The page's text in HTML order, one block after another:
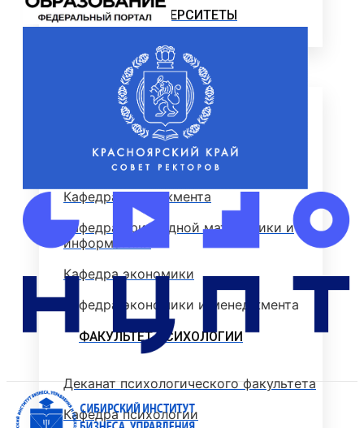
НАУКА И УНИВЕРСИТЕТЫ
Институт
ЭКОНОМИЧЕСКИЙ ФАКУЛЬТЕТ
Деканат экономического факультета
Кафедра менеджмента
Кафедра прикладной математики и
информатики
Кафедра экономики
Кафедра экономики и менеджмента
ФАКУЛЬТЕТ ПСИХОЛОГИИ
Деканат психологического факультета
Кафедра психологии